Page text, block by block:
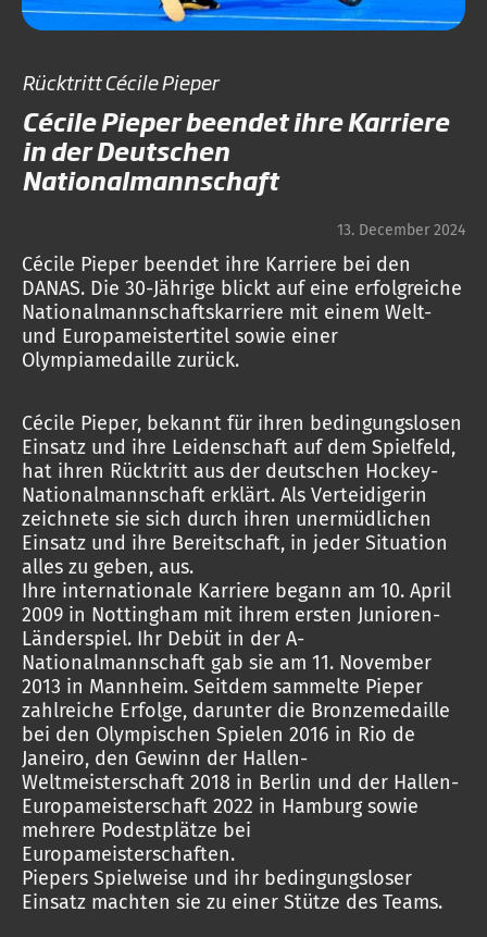
Rücktritt Cécile Pieper
Cécile Pieper beendet ihre Karriere
in der Deutschen
Nationalmannschaft
13. December 2024
Cécile Pieper beendet ihre Karriere bei den
DANAS. Die 30-Jährige blickt auf eine erfolgreiche
Nationalmannschaftskarriere mit einem Welt-
und Europameistertitel sowie einer
Olympiamedaille zurück.
Cécile Pieper, bekannt für ihren bedingungslosen
Einsatz und ihre Leidenschaft auf dem Spielfeld,
hat ihren Rücktritt aus der deutschen Hockey-
Nationalmannschaft erklärt. Als Verteidigerin
zeichnete sie sich durch ihren unermüdlichen
Einsatz und ihre Bereitschaft, in jeder Situation
alles zu geben, aus.
Ihre internationale Karriere begann am 10. April
2009 in Nottingham mit ihrem ersten Junioren-
Länderspiel. Ihr Debüt in der A-
Nationalmannschaft gab sie am 11. November
2013 in Mannheim. Seitdem sammelte Pieper
zahlreiche Erfolge, darunter die Bronzemedaille
bei den Olympischen Spielen 2016 in Rio de
Janeiro, den Gewinn der Hallen-
Weltmeisterschaft 2018 in Berlin und der Hallen-
Europameisterschaft 2022 in Hamburg sowie
mehrere Podestplätze bei
Europameisterschaften.
Piepers Spielweise und ihr bedingungsloser
Einsatz machten sie zu einer Stütze des Teams.